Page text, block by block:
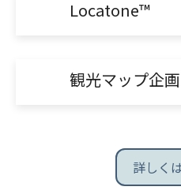
Locatone™
観光マップ企
詳しく